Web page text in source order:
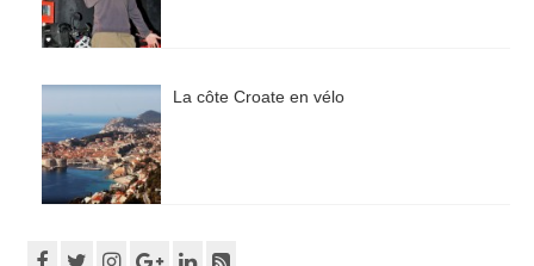
La côte Croate en vélo